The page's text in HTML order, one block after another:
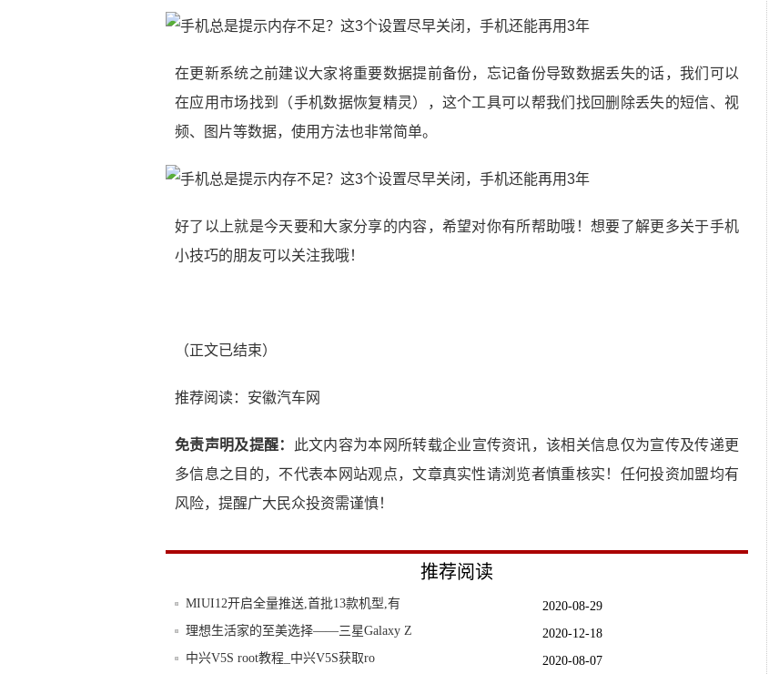
在更新系统之前建议大家将重要数据提前备份，忘记备份导致数据丢失的话，我们可以
在应用市场找到（手机数据恢复精灵），这个工具可以帮我们找回删除丢失的短信、视
频、图片等数据，使用方法也非常简单。
好了以上就是今天要和大家分享的内容，希望对你有所帮助哦！想要了解更多关于手机
小技巧的朋友可以关注我哦！
（正文已结束）
推荐阅读： 安徽汽车网
免责声明及提醒：
此文内容为本网所转载企业宣传资讯，该相关信息仅为宣传及传递更
多信息之目的，不代表本网站观点，文章真实性请浏览者慎重核实！任何投资加盟均有
风险，提醒广大民众投资需谨慎！
推荐阅读
2020-08-29
MIUI12开启全量推送,首批13款机型,有
2020-12-18
理想生活家的至美选择——三星Galaxy Z
2020-08-07
中兴V5S root教程_中兴V5S获取ro